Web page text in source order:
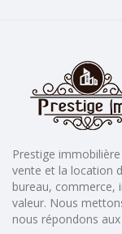
Prestige
vente et la location
bureau, commerce,
valeur. Nous
nous répondons